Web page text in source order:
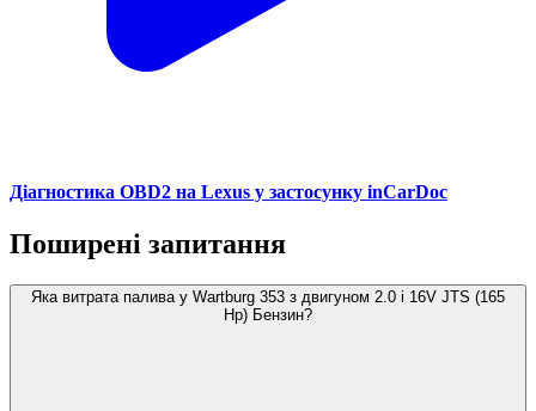
Діагностика OBD2 на Lexus у застосунку inCarDoc
Поширені запитання
Яка витрата палива у Wartburg 353 з двигуном 2.0 i 16V JTS (165
Hp) Бензин?